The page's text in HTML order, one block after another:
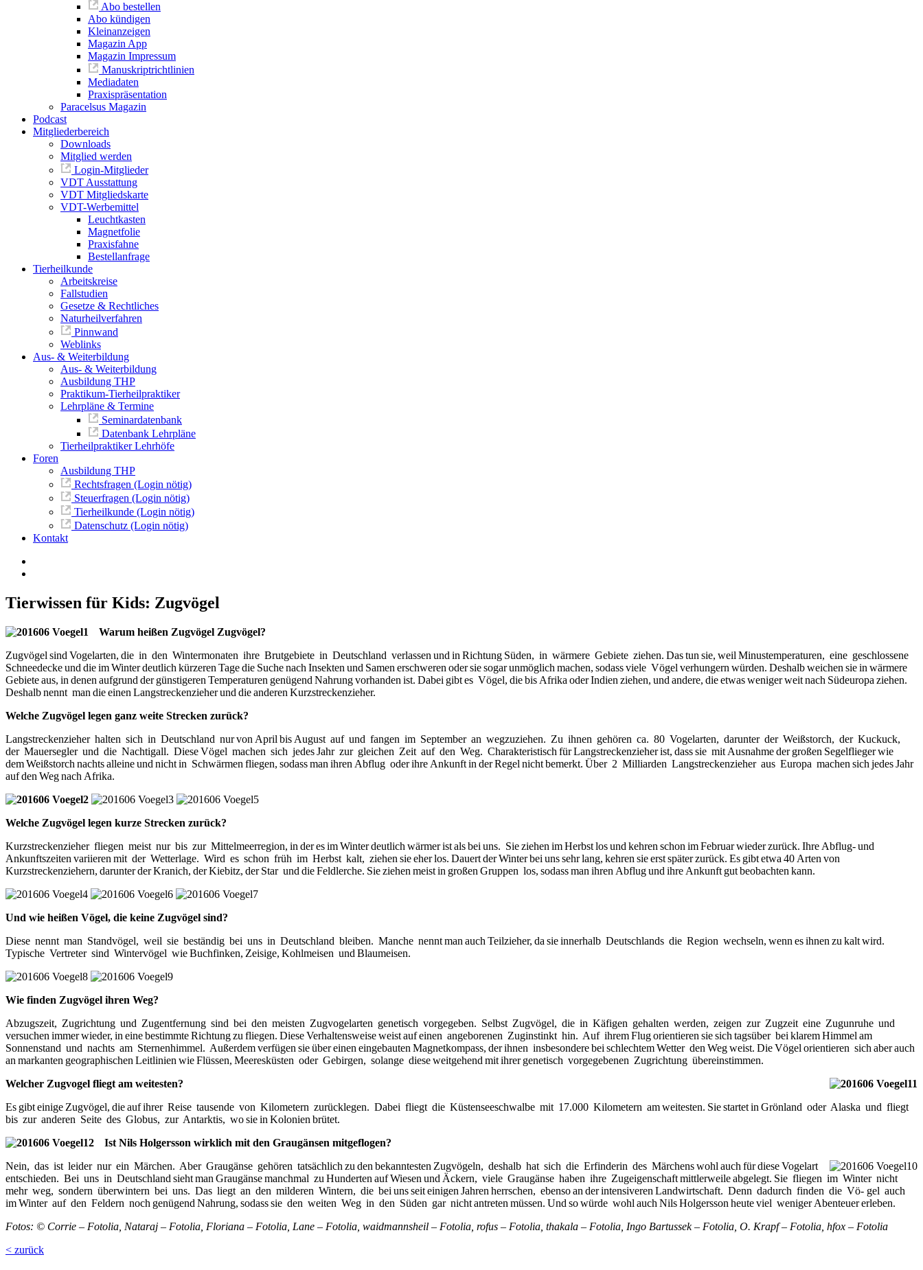
Abo bestellen
Abo kündigen
Kleinanzeigen
Magazin App
Magazin Impressum
Manuskriptrichtlinien
Mediadaten
Praxispräsentation
Paracelsus Magazin
Podcast
Mitgliederbereich
Downloads
Mitglied werden
Login-Mitglieder
VDT Ausstattung
VDT Mitgliedskarte
VDT-Werbemittel
Leuchtkasten
Magnetfolie
Praxisfahne
Bestellanfrage
Tierheilkunde
Arbeitskreise
Fallstudien
Gesetze & Rechtliches
Naturheilverfahren
Pinnwand
Weblinks
Aus- & Weiterbildung
Aus- & Weiterbildung
Ausbildung THP
Praktikum-Tierheilpraktiker
Lehrpläne & Termine
Seminardatenbank
Datenbank Lehrpläne
Tierheilpraktiker Lehrhöfe
Foren
Ausbildung THP
Rechtsfragen (Login nötig)
Steuerfragen (Login nötig)
Tierheilkunde (Login nötig)
Datenschutz (Login nötig)
Kontakt
Tierwissen für Kids: Zugvögel
Warum heißen Zugvögel Zugvögel?
Zugvögel sind Vogelarten, die in den Wintermonaten ihre Brutgebiete in Deutschland verlassen und in Richtung Süden, in wärmere Gebiete ziehen. Das tun sie, weil Minustemperaturen, eine geschlossene
Schneedecke und die im Winter deutlich kürzeren Tage die Suche nach Insekten und Samen erschweren oder sie sogar unmöglich machen, sodass viele Vögel verhungern würden. Deshalb weichen sie in wärmere
Gebiete aus, in denen aufgrund der günstigeren Temperaturen genügend Nahrung vorhanden ist. Dabei gibt es Vögel, die bis Afrika oder Indien ziehen, und andere, die etwas weniger weit nach Südeuropa ziehen.
Deshalb nennt man die einen Langstreckenzieher und die anderen Kurzstreckenzieher.
Welche Zugvögel legen ganz weite Strecken zurück?
Langstreckenzieher halten sich in Deutschland nur von April bis August auf und fangen im September an wegzuziehen. Zu ihnen gehören ca. 80 Vogelarten, darunter der Weißstorch, der Kuckuck,
der Mauersegler und die Nachtigall. Diese Vögel machen sich jedes Jahr zur gleichen Zeit auf den Weg. Charakteristisch für Langstreckenzieher ist, dass sie mit Ausnahme der großen Segelflieger wie
dem Weißstorch nachts alleine und nicht in Schwärmen fliegen, sodass man ihren Abflug oder ihre Ankunft in der Regel nicht bemerkt. Über 2 Milliarden Langstreckenzieher aus Europa machen sich jedes Jahr
auf den Weg nach Afrika.
Welche Zugvögel legen kurze Strecken zurück?
Kurzstreckenzieher fliegen meist nur bis zur Mittelmeerregion, in der es im Winter deutlich wärmer ist als bei uns. Sie ziehen im Herbst los und kehren schon im Februar wieder zurück. Ihre Abflug- und
Ankunftszeiten variieren mit der Wetterlage. Wird es schon früh im Herbst kalt, ziehen sie eher los. Dauert der Winter bei uns sehr lang, kehren sie erst später zurück. Es gibt etwa 40 Arten von
Kurzstreckenziehern, darunter der Kranich, der Kiebitz, der Star und die Feldlerche. Sie ziehen meist in großen Gruppen los, sodass man ihren Abflug und ihre Ankunft gut beobachten kann.
Und wie heißen Vögel, die keine Zugvögel sind?
Diese nennt man Standvögel, weil sie beständig bei uns in Deutschland bleiben. Manche nennt man auch Teilzieher, da sie innerhalb Deutschlands die Region wechseln, wenn es ihnen zu kalt wird.
Typische Vertreter sind Wintervögel wie Buchfinken, Zeisige, Kohlmeisen und Blaumeisen.
Wie finden Zugvögel ihren Weg?
Abzugszeit, Zugrichtung und Zugentfernung sind bei den meisten Zugvogelarten genetisch vorgegeben. Selbst Zugvögel, die in Käfigen gehalten werden, zeigen zur Zugzeit eine Zugunruhe und
versuchen immer wieder, in eine bestimmte Richtung zu fliegen. Diese Verhaltensweise weist auf einen angeborenen Zuginstinkt hin. Auf ihrem Flug orientieren sie sich tagsüber bei klarem Himmel am
Sonnenstand und nachts am Sternenhimmel. Außerdem verfügen sie über einen eingebauten Magnetkompass, der ihnen insbesondere bei schlechtem Wetter den Weg weist. Die Vögel orientieren sich aber auch
an markanten geographischen Leitlinien wie Flüssen, Meeresküsten oder Gebirgen, solange diese weitgehend mit ihrer genetisch vorgegebenen Zugrichtung übereinstimmen.
Welcher Zugvogel fliegt am weitesten?
Es gibt einige Zugvögel, die auf ihrer Reise tausende von Kilometern zurücklegen. Dabei fliegt die Küstenseeschwalbe mit 17.000 Kilometern am weitesten. Sie startet in Grönland oder Alaska und fliegt
bis zur anderen Seite des Globus, zur Antarktis, wo sie in Kolonien brütet.
Ist Nils Holgersson wirklich mit den Graugänsen mitgeflogen?
Nein, das ist leider nur ein Märchen. Aber Graugänse gehören tatsächlich zu den bekanntesten Zugvögeln, deshalb hat sich die Erfinderin des Märchens wohl auch für diese Vogelart
entschieden. Bei uns in Deutschland sieht man Graugänse manchmal zu Hunderten auf Wiesen und Äckern, viele Graugänse haben ihre Zugeigenschaft mittlerweile abgelegt. Sie fliegen im Winter nicht
mehr weg, sondern überwintern bei uns. Das liegt an den milderen Wintern, die bei uns seit einigen Jahren herrschen, ebenso an der intensiveren Landwirtschaft. Denn dadurch finden die Vö- gel auch
im Winter auf den Feldern noch genügend Nahrung, sodass sie den weiten Weg in den Süden gar nicht antreten müssen. Und so würde wohl auch Nils Holgersson heute viel weniger Abenteuer erleben.
Fotos: © Corrie – Fotolia, Nataraj – Fotolia, Floriana – Fotolia, Lane – Fotolia, waidmannsheil – Fotolia, rofus – Fotolia, thakala – Fotolia, Ingo Bartussek – Fotolia, O. Krapf – Fotolia, hfox – Fotolia
< zurück